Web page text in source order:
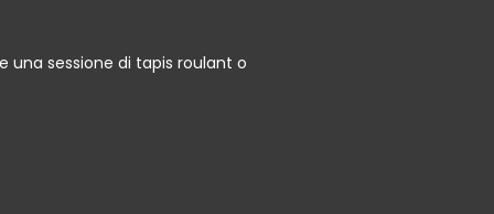
una sessione di tapis roulant o